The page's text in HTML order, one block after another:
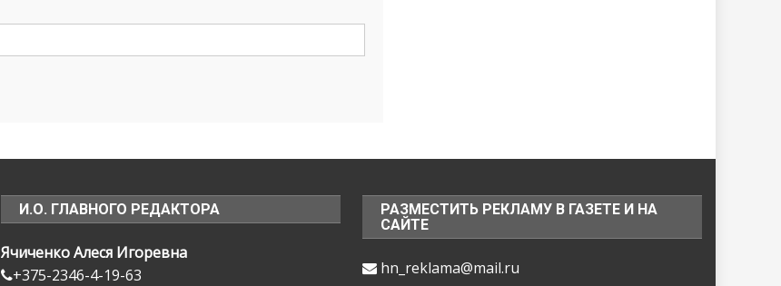
И.О. ГЛАВНОГО РЕДАКТОРА
Ячиченко Алеся Игоревна
+375-2346-4-19-63
РАЗМЕСТИТЬ РЕКЛАМУ В ГАЗЕТЕ И НА
САЙТЕ
hn_reklama@mail.ru